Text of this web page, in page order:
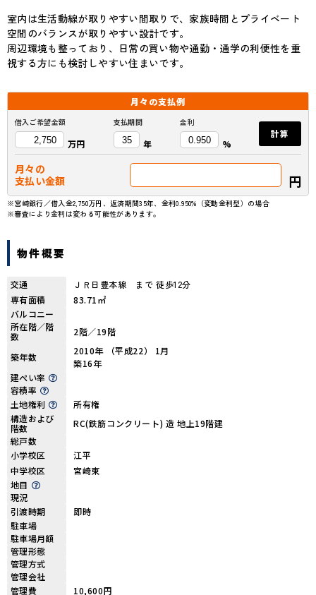
室内は生活動線が取りやすい間取りで、家族時間とプライベート
空間のバランスが取りやすい設計です。
周辺環境も整っており、日常の買い物や通勤・通学の利便性を重
視する方にも検討しやすい住まいです。
月々の支払例
借入ご希望金額
万円
支払期間
年
金利
%
計算
月々の
支払い金額
円
※宮崎銀行／借入金2,750万円、返済期間35年、金利0.950%（変動金利型）の場合
※審査により金利は変わる可能性があります。
物件概要
交通
ＪＲ日豊本線 まで 徒歩12分
専有面積
83.71㎡
バルコニー
所在階／階
数
2階／19階
築年数
2010年 （平成22） 1月
築16年
建ぺい率
容積率
土地権利
所有権
構造および
階数
RC(鉄筋コンクリート) 造 地上19階建
総戸数
小学校区
江平
中学校区
宮崎東
地目
現況
引渡時期
即時
駐車場
駐車場月額
管理形態
管理方式
管理会社
管理費
10,600円